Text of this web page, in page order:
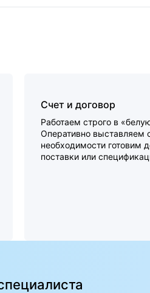
Счет и договор
Работаем строго в
Оперативно выставляем
необходимости готовим
поставки или